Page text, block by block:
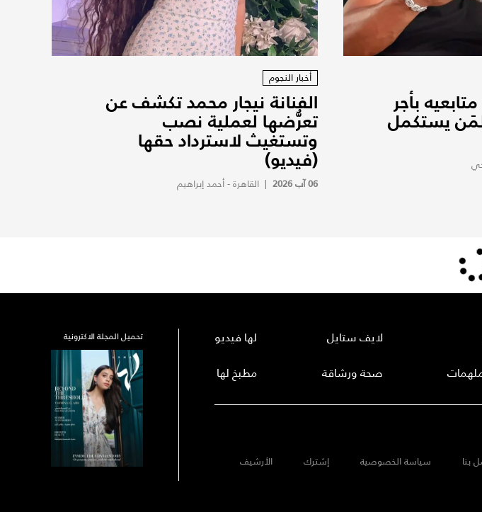
بأجر
يستكمل
أخبار النجوم
الفنانة نيجار محمد تكشف عن
تعرُّضها لعملية نصب
وتستغيث لاسترداد حقها
(فيديو)
06 آب 2026 |القاهرة - أحمد إبراهيم
لايف ستايل
صحة ورشاقة
لها فيديو
مطبخ لها
بنا سياسة الخصوصية إشترك الأرشيف
تحميل المجلة الاكترونية